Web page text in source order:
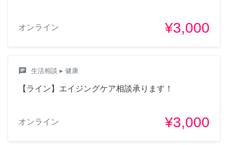
オンライン ¥3,000
chat 生活相談 ▸ 健康
【ライン】エイジングケア相談承ります！
オンライン ¥3,000